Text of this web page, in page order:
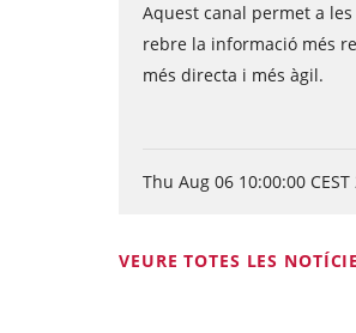
Aquest canal permet a les
rebre la informació més
més directa i més àgil.
Thu Aug 06 10:00:00 CEST
VEURE TOTES LES